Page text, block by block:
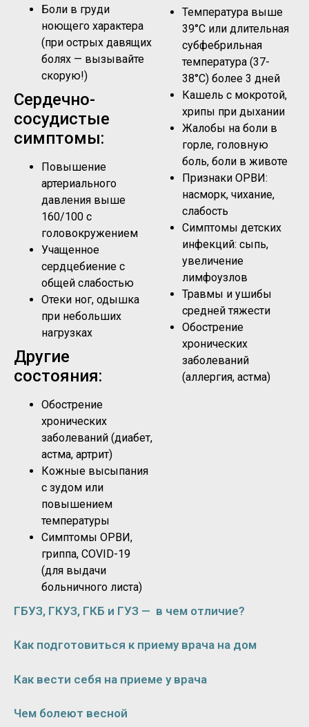
Боли в груди
ноющего характера
(при острых давящих
болях — вызывайте
скорую!)
Сердечно-
сосудистые
симптомы:
Повышение
артериального
давления выше
160/100 с
головокружением
Учащенное
сердцебиение с
общей слабостью
Отеки ног, одышка
при небольших
нагрузках
Другие
состояния:
Обострение
хронических
заболеваний (диабет,
астма, артрит)
Кожные высыпания
с зудом или
повышением
температуры
Симптомы ОРВИ,
гриппа, COVID-19
(для выдачи
больничного листа)
Температура выше
39°C или длительная
субфебрильная
температура (37-
38°C) более 3 дней
Кашель с мокротой,
хрипы при дыхании
Жалобы на боли в
горле, головную
боль, боли в животе
Признаки ОРВИ:
насморк, чихание,
слабость
Симптомы детских
инфекций: сыпь,
увеличение
лимфоузлов
Травмы и ушибы
средней тяжести
Обострение
хронических
заболеваний
(аллергия, астма)
ГБУЗ, ГКУЗ, ГКБ и ГУЗ — в чем отличие?
Как подготовиться к приему врача на дом
Как вести себя на приеме у врача
Чем болеют весной